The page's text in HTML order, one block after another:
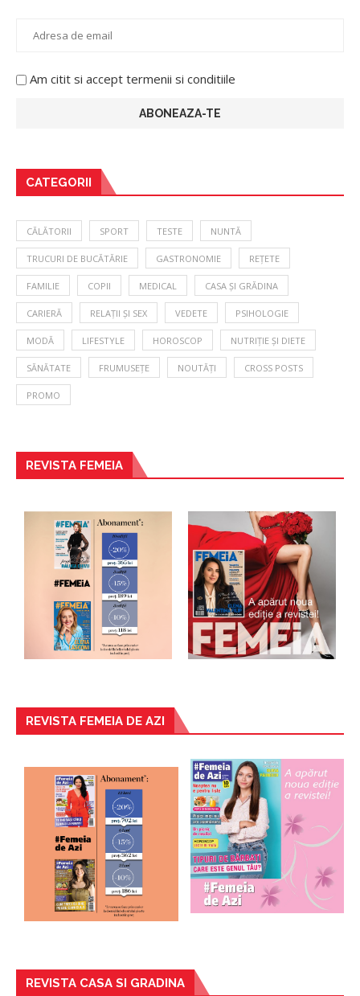
Am citit si accept termenii si conditiile
CATEGORII
CĂLĂTORII SPORT TESTE NUNTĂ
TRUCURI DE BUCĂTĂRIE GASTRONOMIE REȚETE
FAMILIE COPII MEDICAL CASA ȘI GRĂDINA
CARIERĂ RELAȚII ȘI SEX VEDETE PSIHOLOGIE
MODĂ LIFESTYLE HOROSCOP NUTRIȚIE ȘI DIETE
SĂNĂTATE FRUMUSEȚE NOUTĂȚI CROSS POSTS
PROMO
REVISTA FEMEIA
REVISTA FEMEIA DE AZI
REVISTA CASA SI GRADINA